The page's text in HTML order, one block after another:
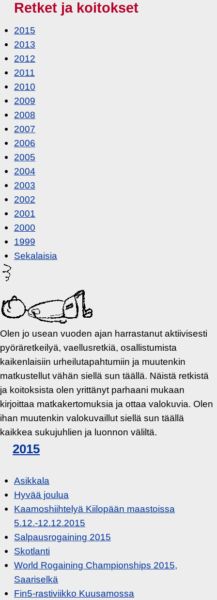
Retket ja koitokset
2015
2013
2012
2011
2010
2009
2008
2007
2006
2005
2004
2003
2002
2001
2000
1999
Sekalaisia
Olen jo usean vuoden ajan harrastanut aktiivisesti
pyöräretkeilyä, vaellusretkiä, osallistumista
kaikenlaisiin urheilutapahtumiin ja muutenkin
matkustellut vähän siellä sun täällä. Näistä retkistä
ja koitoksista olen yrittänyt parhaani mukaan
kirjoittaa matkakertomuksia ja ottaa valokuvia. Olen
ihan muutenkin valokuvaillut siellä sun täällä
kaikkea sukujuhlien ja luonnon väliltä.
2015
Asikkala
Hyvää joulua
Kaamoshiihtelyä Kiilopään maastoissa
5.12.-12.12.2015
Salpausrogaining 2015
Skotlanti
World Rogaining Championships 2015,
Saariselkä
Fin5-rastiviikko Kuusamossa